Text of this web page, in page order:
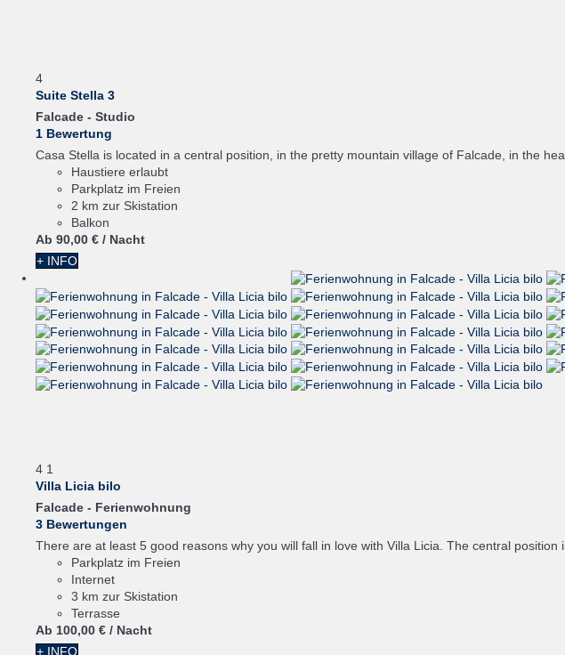
4
Suite Stella 3
Falcade - Studio
1 Bewertung
Casa Stella is located in a central position, in the pretty mountain village of Falcade, in the
Haustiere erlaubt
Parkplatz im Freien
2 km zur Skistation
Balkon
Ab 90,00 € / Nacht
+ INFO
4 1
Villa Licia bilo
Falcade - Ferienwohnung
3 Bewertungen
There are at least 5 good reasons why you will fall in love with Villa Licia. The central position
Parkplatz im Freien
Internet
3 km zur Skistation
Terrasse
Ab 100,00 € / Nacht
+ INFO